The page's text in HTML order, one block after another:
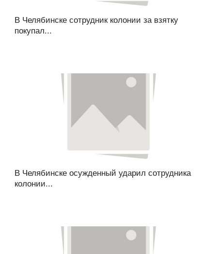
В Челябинске сотрудник колонии за взятку
покупал...
В Челябинске осужденный ударил сотрудника
колонии...